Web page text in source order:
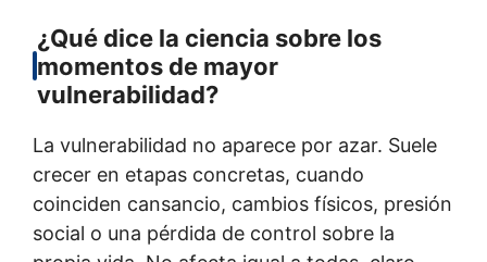
¿Qué dice la ciencia sobre los
momentos de mayor
vulnerabilidad?
La vulnerabilidad no aparece por azar. Suele
crecer en etapas concretas, cuando
coinciden cansancio, cambios físicos, presión
social o una pérdida de control sobre la